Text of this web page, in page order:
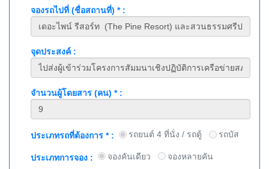
จองรถไปที่ (ชื่อสถานที่) * :
จุดประสงค์ :
จำนวนผู้โดยสาร (คน) * :
ประเภทรถที่ต้องการ * : รถยนต์ 4 ที่นั่ง / รถตู้ รถบัส
ประเภทการจอง : จองคันเดียว จองหลายคัน